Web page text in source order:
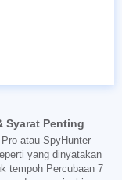
Syarat Penting
atau SpyHunter
yang dinyatakan
tempoh Percubaan 7